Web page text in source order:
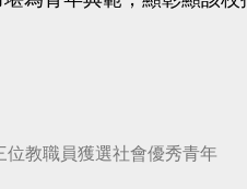
教職員獲選社會優秀青年